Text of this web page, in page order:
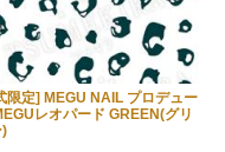
限定] MEGU NAIL プロデュー
レオパード GREEN(グリ
)